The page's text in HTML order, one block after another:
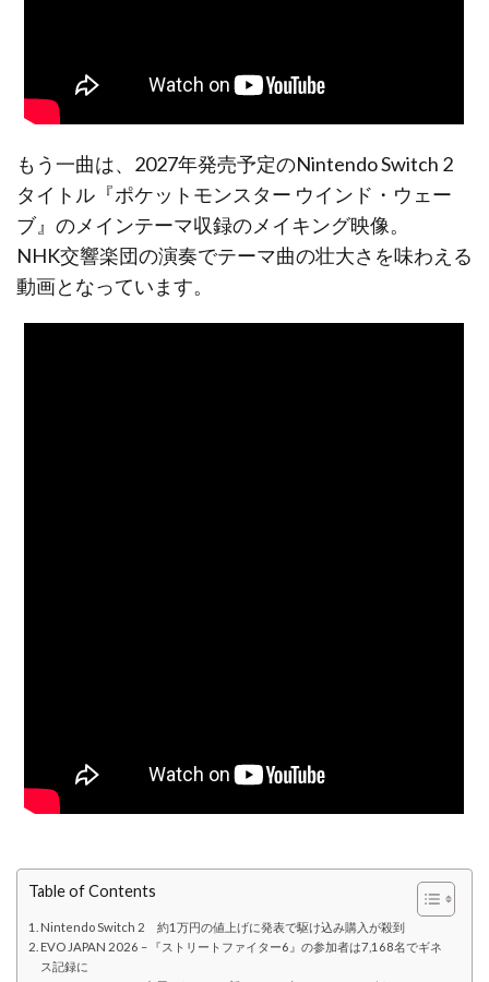
もう一曲は、2027年発売予定のNintendo Switch 2
タイトル『ポケットモンスター ウインド・ウェー
ブ』のメインテーマ収録のメイキング映像。
NHK交響楽団の演奏でテーマ曲の壮大さを味わえる
動画となっています。
Table of Contents
Nintendo Switch 2 約1万円の値上げに発表で駆け込み購入が殺到
EVO JAPAN 2026 – 『ストリートファイター6』の参加者は7,168名でギネ
ス記録に